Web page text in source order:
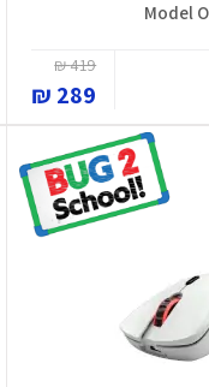
419 ₪
289 ₪